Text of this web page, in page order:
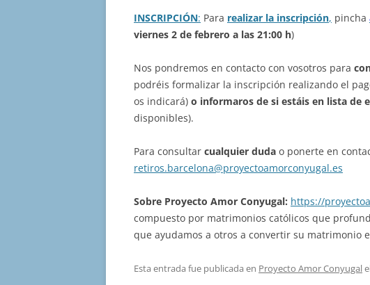
INSCRIPCIÓN: Para realizar la inscripción, pincha
viernes 2 de febrero a las 21:00 h)
Nos pondremos en contacto con vosotros para
podréis formalizar la inscripción realizando el
os indicará) o informaros de si estáis en lista de
disponibles).
Para consultar cualquier duda o ponerte en
retiros.barcelona@proyectoamorconyugal.es
Sobre Proyecto Amor Conyugal: https://
compuesto por matrimonios católicos que
que ayudamos a otros a convertir su matrimonio
Esta entrada fue publicada en Proyecto Amor Conyugal